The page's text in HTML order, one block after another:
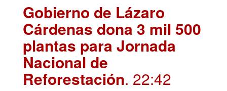
Gobierno de Lázaro
Cárdenas dona 3 mil 500
plantas para Jornada
Nacional de
Reforestación. 22:42